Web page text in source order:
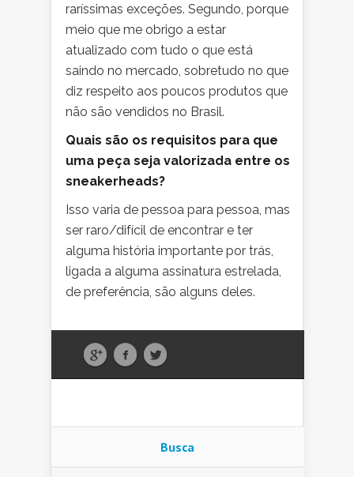
raríssimas exceções. Segundo, porque
meio que me obrigo a estar
atualizado com tudo o que está
saindo no mercado, sobretudo no que
diz respeito aos poucos produtos que
não são vendidos no Brasil.
Quais são os requisitos para que
uma peça seja valorizada entre os
sneakerheads?
Isso varia de pessoa para pessoa, mas
ser raro/difícil de encontrar e ter
alguma história importante por trás,
ligada a alguma assinatura estrelada,
de preferência, são alguns deles.
Busca